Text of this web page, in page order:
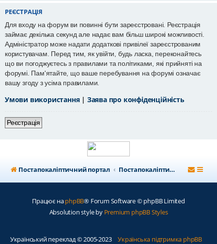
РЕЄСТРАЦІЯ
Для входу на форум ви повинні бути зареєстровані. Реєстрація
займає декілька секунд але надає вам більш широкі можливості.
Адміністратор може надати додаткові привілеї зареєстрованим
користувачам. Перед тим, як увійти, будь ласка, переконайтесь
що ви погоджуєтесь з правилами та політиками, які прийняті на
форумі. Пам'ятайте, що ваше перебування на форумі означає
вашу згоду з усіма правилами.
Умови використання| Заява про конфіденційність
Реєстрація
Постапокаліптичний портал Постапокаліптичний форум
Працює наphpBB® Forum Software © phpBB Limited
Absolution style by Premium phpBB Styles
Український переклад © 2005-2023 Українська підтримка phpBB